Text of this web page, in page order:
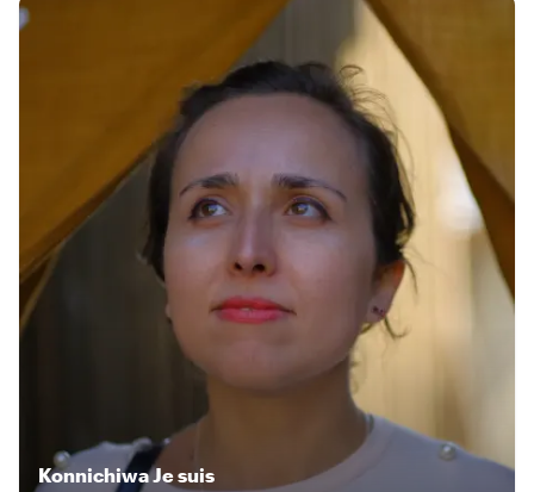
KonnichiwaJe suis